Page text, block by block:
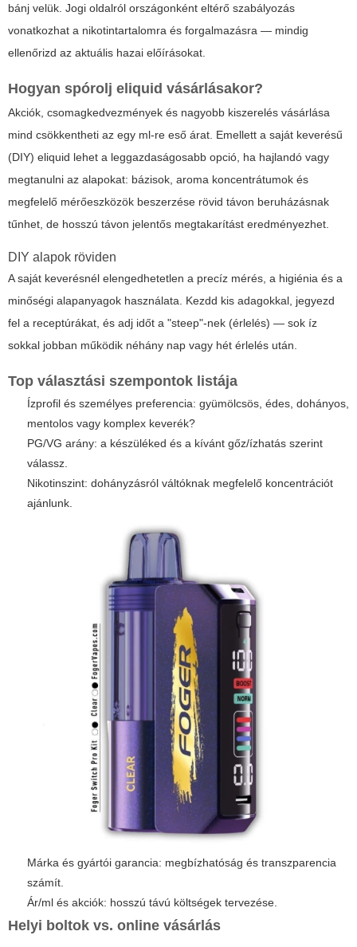
bánj velük. Jogi oldalról országonként eltérő szabályozás
vonatkozhat a nikotintartalomra és forgalmazásra — mindig
ellenőrizd az aktuális hazai előírásokat.
Hogyan spórolj eliquid vásárlásakor?
Akciók, csomagkedvezmények és nagyobb kiszerelés vásárlása
mind csökkentheti az egy ml-re eső árat. Emellett a saját keverésű
(DIY) eliquid lehet a leggazdaságosabb opció, ha hajlandó vagy
megtanulni az alapokat: bázisok, aroma koncentrátumok és
megfelelő mérőeszközök beszerzése rövid távon beruházásnak
tűnhet, de hosszú távon jelentős megtakarítást eredményezhet.
DIY alapok röviden
A saját keverésnél elengedhetetlen a precíz mérés, a higiénia és a
minőségi alapanyagok használata. Kezdd kis adagokkal, jegyezd
fel a receptúrákat, és adj időt a "steep"-nek (érlelés) — sok íz
sokkal jobban működik néhány nap vagy hét érlelés után.
Top választási szempontok listája
Ízprofil és személyes preferencia: gyümölcsös, édes, dohányos,
mentolos vagy komplex keverék?
PG/VG arány: a készüléked és a kívánt gőz/ízhatás szerint
válassz.
Nikotinszint: dohányzásról váltóknak megfelelő koncentrációt
ajánlunk.
Márka és gyártói garancia: megbízhatóság és transzparencia
számít.
Ár/ml és akciók: hosszú távú költségek tervezése.
Helyi boltok vs. online vásárlás